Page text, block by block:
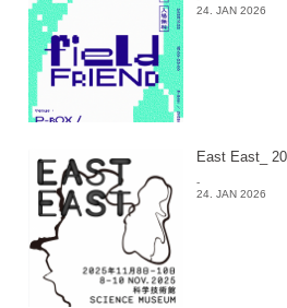
24. JAN 2026
East East_
-
24. JAN 2026